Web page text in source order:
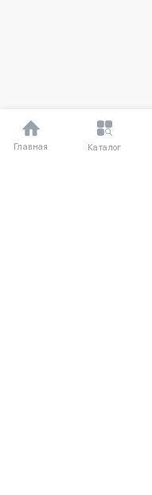
Главная Каталог